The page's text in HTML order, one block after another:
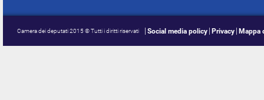
Camera dei deputati 2015 © Tutti i diritti riservati Social media policy Privacy Mappa